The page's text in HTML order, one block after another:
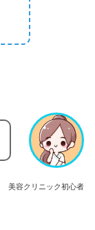
美容クリニック初心者